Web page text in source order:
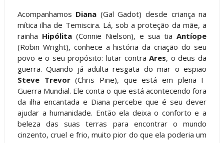
Acompanhamos Diana (Gal Gadot) desde criança na
mítica ilha de Temiscira. Lá, sob a proteção da mãe, a
rainha Hipólita(Connie Nielson), e sua tiaAntíope
(Robin Wright), conhece a história da criação do seu
povo e o seu propósito: lutar contraAres, o deus da
guerra. Quando já adulta resgata do mar o espião
Steve Trevor(Chris Pine), que está em plena I
Guerra Mundial. Ele conta o que está acontecendo fora
da ilha encantada e Diana percebe que é seu dever
ajudar a humanidade. Então ela deixa o conforto e a
beleza das suas terras para encontrar o mundo
cinzento, cruel e frio, muito pior do que ela poderia um